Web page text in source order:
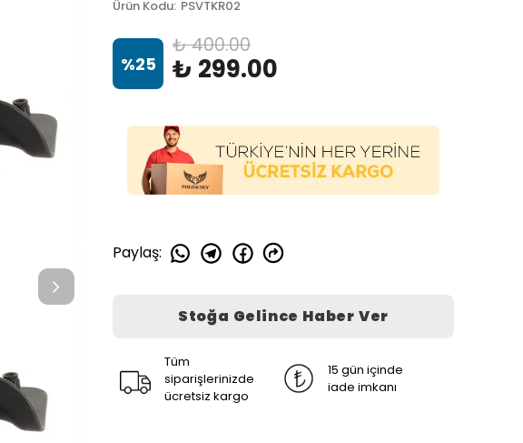
Ürün Kodu: PSVTKR02
%25
₺ 400.00
₺ 299.00
Paylaş:
Stoğa Gelince Haber Ver
Tüm
siparişlerinizde
ücretsiz kargo
15 gün içinde
iade imkanı